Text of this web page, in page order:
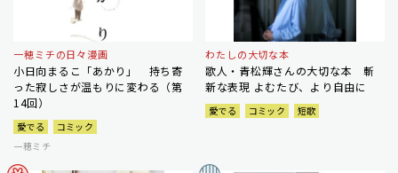
一穂ミチの日々漫画
小日向まるこ「あかり」 持ち寄
った寂しさが温もりに変わる（第
14回）
愛でる
コミック
一穂ミチ
わたしの大切な本
歌人・青松輝さんの大切な本 斬
新な表現 よむたび、より自由に
愛でる コミック 短歌